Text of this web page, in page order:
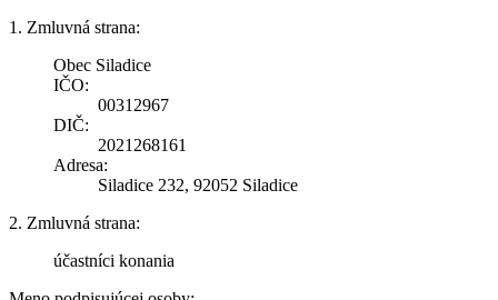
1. Zmluvná strana:
Obec Siladice
IČO:
00312967
DIČ:
2021268161
Adresa:
Siladice 232, 92052 Siladice
2. Zmluvná strana:
účastníci konania